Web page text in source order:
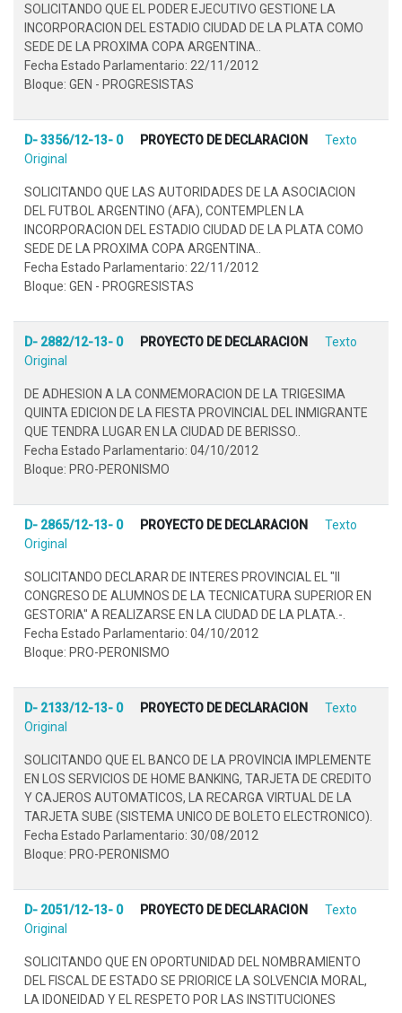
SOLICITANDO QUE EL PODER EJECUTIVO GESTIONE LA
INCORPORACION DEL ESTADIO CIUDAD DE LA PLATA COMO
SEDE DE LA PROXIMA COPA ARGENTINA..
Fecha Estado Parlamentario: 22/11/2012
Bloque: GEN - PROGRESISTAS
D- 3356/12-13- 0 PROYECTO DE DECLARACION
Texto
Original
SOLICITANDO QUE LAS AUTORIDADES DE LA ASOCIACION
DEL FUTBOL ARGENTINO (AFA), CONTEMPLEN LA
INCORPORACION DEL ESTADIO CIUDAD DE LA PLATA COMO
SEDE DE LA PROXIMA COPA ARGENTINA..
Fecha Estado Parlamentario: 22/11/2012
Bloque: GEN - PROGRESISTAS
D- 2882/12-13- 0 PROYECTO DE DECLARACION
Texto
Original
DE ADHESION A LA CONMEMORACION DE LA TRIGESIMA
QUINTA EDICION DE LA FIESTA PROVINCIAL DEL INMIGRANTE
QUE TENDRA LUGAR EN LA CIUDAD DE BERISSO..
Fecha Estado Parlamentario: 04/10/2012
Bloque: PRO-PERONISMO
D- 2865/12-13- 0 PROYECTO DE DECLARACION
Texto
Original
SOLICITANDO DECLARAR DE INTERES PROVINCIAL EL "II
CONGRESO DE ALUMNOS DE LA TECNICATURA SUPERIOR EN
GESTORIA" A REALIZARSE EN LA CIUDAD DE LA PLATA.-.
Fecha Estado Parlamentario: 04/10/2012
Bloque: PRO-PERONISMO
D- 2133/12-13- 0 PROYECTO DE DECLARACION
Texto
Original
SOLICITANDO QUE EL BANCO DE LA PROVINCIA IMPLEMENTE
EN LOS SERVICIOS DE HOME BANKING, TARJETA DE CREDITO
Y CAJEROS AUTOMATICOS, LA RECARGA VIRTUAL DE LA
TARJETA SUBE (SISTEMA UNICO DE BOLETO ELECTRONICO).
Fecha Estado Parlamentario: 30/08/2012
Bloque: PRO-PERONISMO
D- 2051/12-13- 0 PROYECTO DE DECLARACION
Texto
Original
SOLICITANDO QUE EN OPORTUNIDAD DEL NOMBRAMIENTO
DEL FISCAL DE ESTADO SE PRIORICE LA SOLVENCIA MORAL,
LA IDONEIDAD Y EL RESPETO POR LAS INSTITUCIONES